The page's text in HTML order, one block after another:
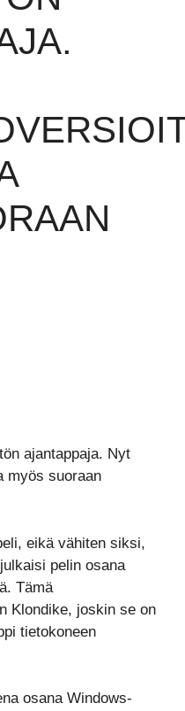
ajantappaja. Nyt
myös suoraan
eikä vähiten siksi,
pelin osana
Tämä
Klondike, joskin se on
tietokoneen
osana Windows-